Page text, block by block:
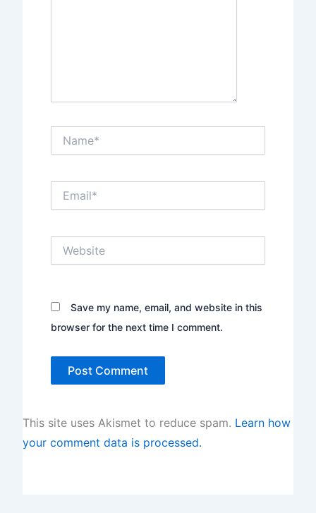
Save my name, email, and website in this
browser for the next time I comment.
This site uses Akismet to reduce spam. Learn how
your comment data is processed.